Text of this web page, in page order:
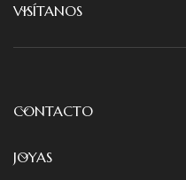
VISÍTANOS
CONTACTO
JOYAS